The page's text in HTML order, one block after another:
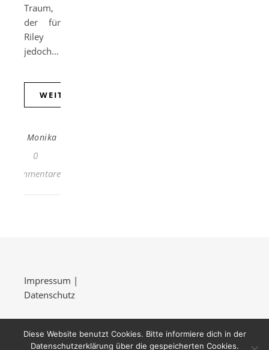
Traum,
der für
Riley
jedoch…
WEITERLESEN
Monika
0
Kommentare
Impressum |
Datenschutz
Diese Website benutzt Cookies. Bitte informiere dich in der
Datenschutzerklärung über die gespeicherten Cookies.